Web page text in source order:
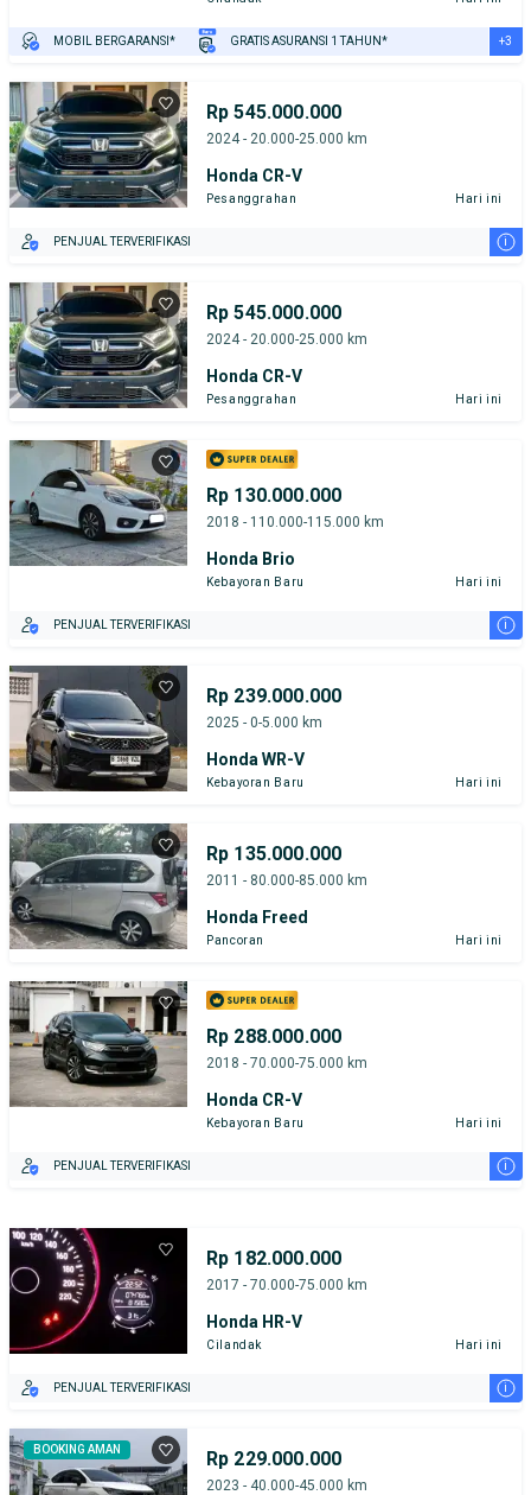
MOBIL BERGARANSI* GRATIS ASURANSI 1 TAHUN*
PENJUAL TERVERIFIKASI
+3
Rp 545.000.000
2024 - 20.000-25.000 km
Honda CR-V
Pesanggrahan Hari ini
PENJUAL TERVERIFIKASI i
Rp 545.000.000
2024 - 20.000-25.000 km
Honda CR-V
Pesanggrahan Hari ini
Rp 130.000.000
2018 - 110.000-115.000 km
Honda Brio
Kebayoran Baru Hari ini
PENJUAL TERVERIFIKASI i
Rp 239.000.000
2025 - 0-5.000 km
Honda WR-V
Kebayoran Baru Hari ini
Rp 135.000.000
2011 - 80.000-85.000 km
Honda Freed
Pancoran Hari ini
Rp 288.000.000
2018 - 70.000-75.000 km
Honda CR-V
Kebayoran Baru Hari ini
PENJUAL TERVERIFIKASI i
Rp 182.000.000
2017 - 70.000-75.000 km
Honda HR-V
Cilandak Hari ini
PENJUAL TERVERIFIKASI i
BOOKING AMAN Rp 229.000.000
2023 - 40.000-45.000 km